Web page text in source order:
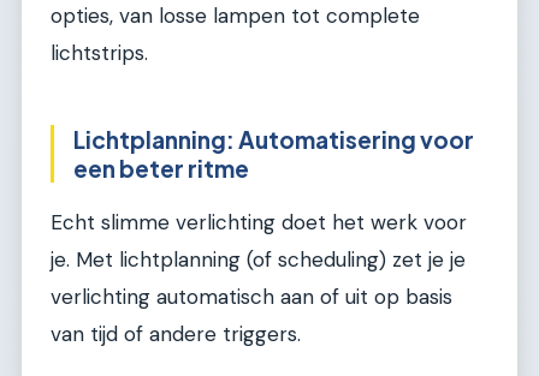
opties, van losse lampen tot complete
lichtstrips.
Lichtplanning: Automatisering voor
een beter ritme
Echt slimme verlichting doet het werk voor
je. Met lichtplanning (of scheduling) zet je je
verlichting automatisch aan of uit op basis
van tijd of andere triggers.